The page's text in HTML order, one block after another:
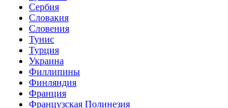
Сербия
Словакия
Словения
Тунис
Турция
Украина
Филлипины
Финляндия
Франция
Французская Полинезия